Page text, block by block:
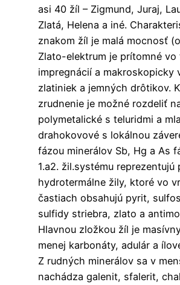
asi 40 žíl – Zigmund, Juraj,
Zlatá, Helena a iné.
znakom žíl je malá mocnosť
Zlato-elektrum je prítomné vo
impregnácií a makroskopicky
zlatiniek a jemných drôtikov.
zrudnenie je možné rozdeliť
polymetalické s teluridmi a
drahokovové s lokálnou
fázou minerálov Sb, Hg a As
1.a2. žil.systému reprezentujú
hydrotermálne žily, ktoré vo
častiach obsahujú pyrit,
sulfidy striebra, zlato a
Hlavnou zložkou žíl je
menej karbonáty, adulár a
Z rudných minerálov sa v
nachádza galenit, sfalerit,